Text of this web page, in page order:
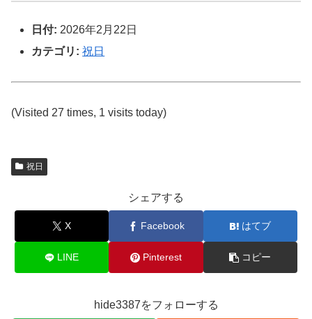
日付: 2026年2月22日
カテゴリ: 祝日
(Visited 27 times, 1 visits today)
祝日
シェアする
X Facebook はてブ
LINE Pinterest コピー
hide3387をフォローする